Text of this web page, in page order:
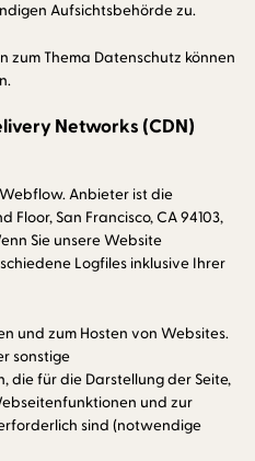
Aufsichtsbehörde zu.
zum Thema Datenschutz können
Networks (CDN)
Anbieter ist die
Floor, San Francisco, CA 94103,
Sie unsere Website
Logfiles inklusive Ihrer
und zum Hosten von Websites.
sonstige
die für die Darstellung der Seite,
und zur
sind (notwendige